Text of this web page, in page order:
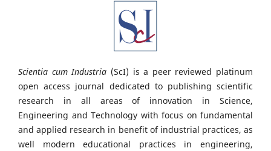
Scientia cum Industria (ScI) is a peer reviewed platinum
open access journal dedicated to publishing scientific
research in all areas of innovation in Science,
Engineering and Technology with focus on fundamental
and applied research in benefit of industrial practices, as
well modern educational practices in engineering,